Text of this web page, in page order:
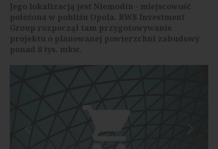
Jego lokalizacją jest Niemodin - miejscowość
położona w pobliżu Opola. RWS Investment
Group rozpoczął tam przygotowywanie
projektu o planowanej powierzchni zabudowy
ponad 8 tys. mkw.